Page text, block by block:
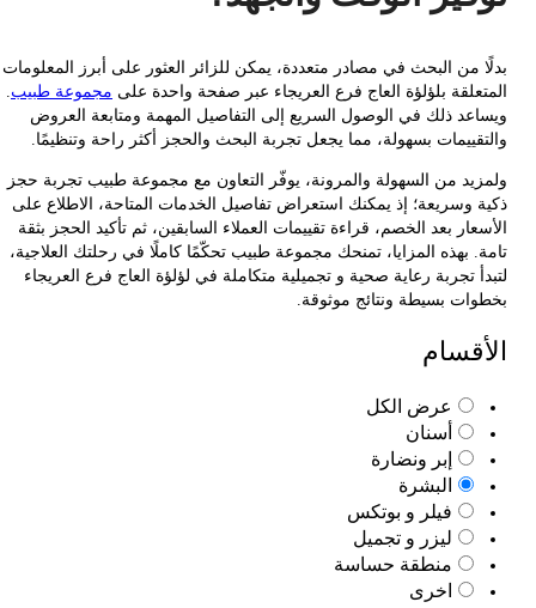
من البحث في مصادر متعددة، يمكن للزائر العثور على أبرز المعلومات
بلؤلؤة العاج فرع العريجاء عبر صفحة واحدة علىمجموعة طبيب.
ذلك في الوصول السريع إلى التفاصيل المهمة ومتابعة العروض
بسهولة، مما يجعل تجربة البحث والحجز أكثر راحة وتنظيمًا.
من السهولة والمرونة، يوفّر التعاون مع مجموعة طبيب تجربة حجز
وسريعة؛ إذ يمكنك استعراض تفاصيل الخدمات المتاحة، الاطلاع على
بعد الخصم، قراءة تقييمات العملاء السابقين، ثم تأكيد الحجز بثقة
بهذه المزايا، تمنحك مجموعة طبيب تحكّمًا كاملًا في رحلتك العلاجية،
تجربة رعاية صحية و تجميلية متكاملة في لؤلؤة العاج فرع العريجاء
بسيطة ونتائج موثوقة.
عرض الكل
أسنان
إبر ونضارة
البشرة
فيلر و بوتكس
ليزر و تجميل
منطقة حساسة
اخرى